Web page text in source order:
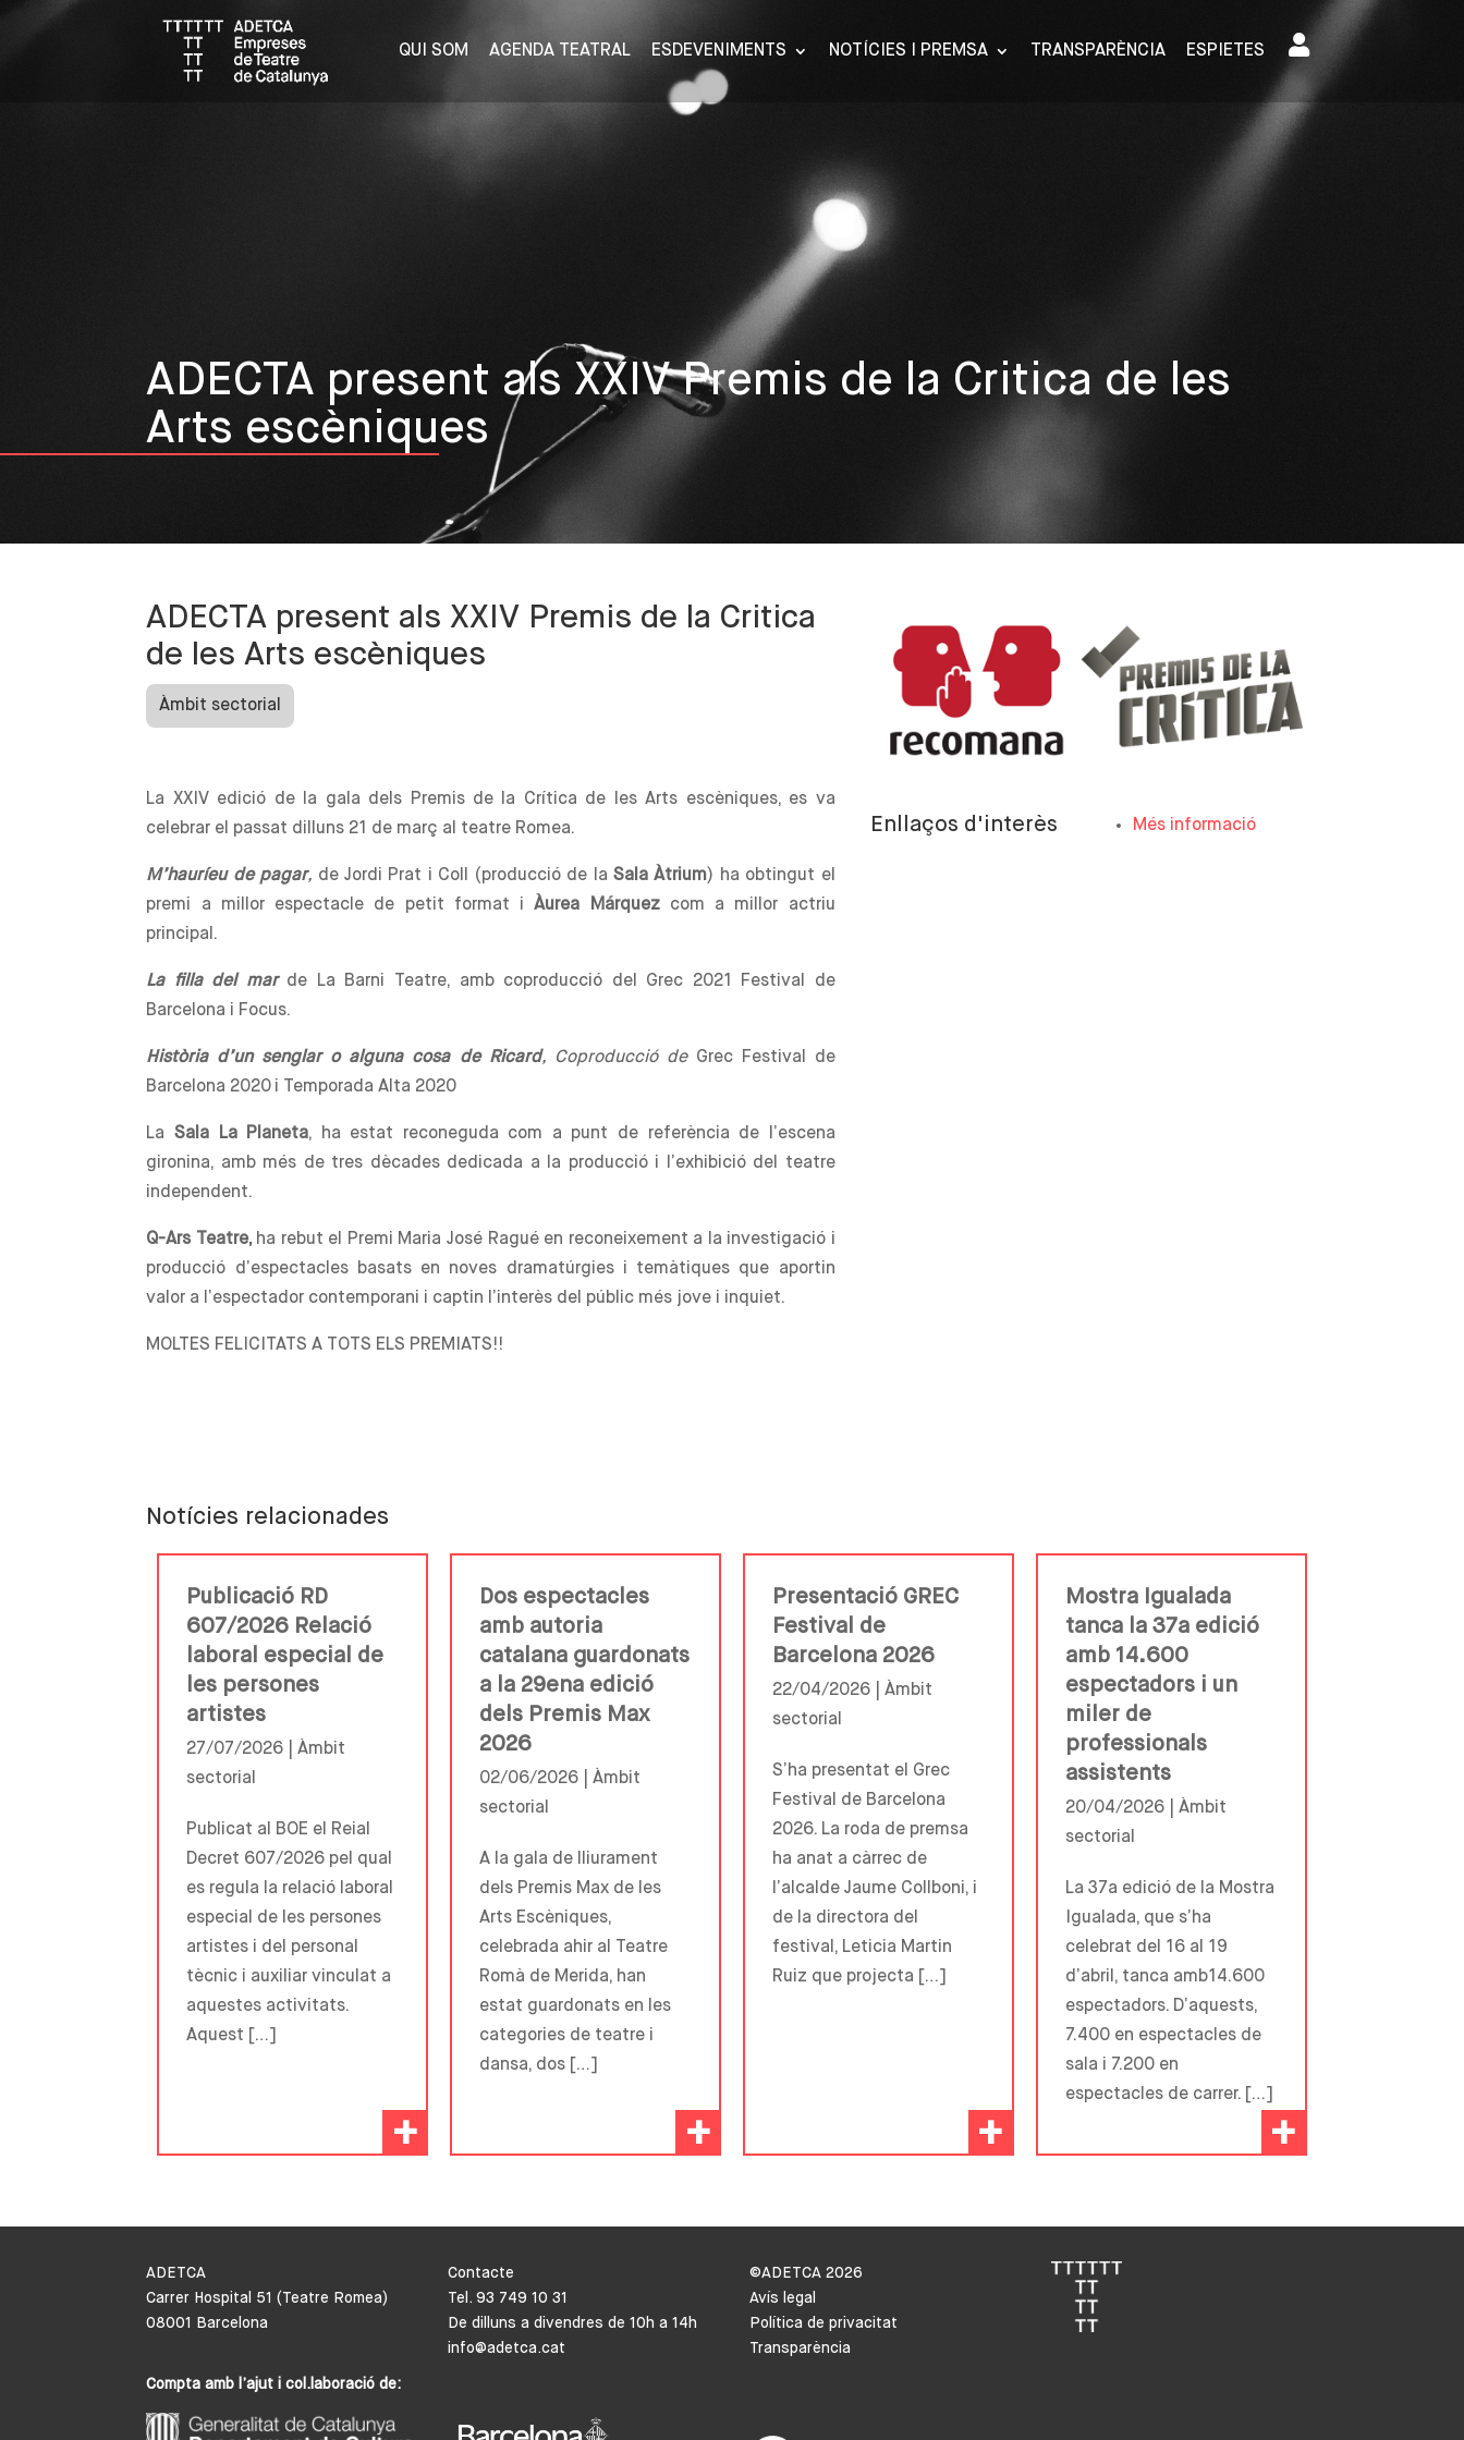
QUI SOM AGENDA TEATRAL ESDEVENIMENTS NOTÍCIES I PREMSA TRANSPARÈNCIA ESPIETES
ADECTA present als XXIV Premis de la Critica de les
Arts escèniques
ADECTA present als XXIV Premis de la Critica
de les Arts escèniques
Àmbit sectorial
La XXIV edició de la gala dels Premis de la Crítica de les Arts escèniques, es va
celebrar el passat dilluns 21 de març al teatre Romea.
M’hauríeu de pagar, de Jordi Prat i Coll (producció de la Sala Àtrium) ha obtingut el
premi a millor espectacle de petit format iÀurea Márquezcom a millor actriu
principal.
La filla del mar de La Barni Teatre, amb coproducció del Grec 2021 Festival de
Barcelona i Focus.
Història d’un senglar o alguna cosa de Ricard, Coproduccióde Grec Festival de
Barcelona 2020 i Temporada Alta 2020
La Sala La Planeta, ha estat reconeguda com a punt de referència de l’escena
gironina, amb més de tres dècades dedicada a la producció i l’exhibició del teatre
independent.
Q-Ars Teatre, ha rebut el Premi Maria José Ragué en reconeixement a la investigació i
producció d’espectacles basats en noves dramatúrgies i temàtiques que aportin
valor a l’espectador contemporani i captin l’interès del públic més jove i inquiet.
MOLTES FELICITATS A TOTS ELS PREMIATS!!
Enllaços d'interès Més informació
Notícies relacionades
Publicació RD
607/2026 Relació
laboral especial de
les persones
artistes
27/07/2026 |Àmbit
sectorial
Publicat al BOE el Reial
Decret 607/2026 pel qual
es regula la relació laboral
especial de les persones
artistes i del personal
tècnic i auxiliar vinculat a
aquestes activitats.
Aquest […]
+
Dos espectacles
amb autoria
catalana guardonats
a la 29ena edició
dels Premis Max
2026
02/06/2026 |Àmbit
sectorial
A la gala de lliurament
dels Premis Max de les
Arts Escèniques,
celebrada ahir al Teatre
Romà de Merida, han
estat guardonats en les
categories de teatre i
dansa, dos […]
+
Presentació GREC
Festival de
Barcelona 2026
22/04/2026 | Àmbit
sectorial
S’ha presentat el Grec
Festival de Barcelona
2026. La roda de premsa
ha anat a càrrec de
l’alcalde Jaume Collboni, i
de la directora del
festival, Leticia Martin
Ruiz que projecta […]
+
Mostra Igualada
tanca la 37a edició
amb 14.600
espectadors i un
miler de
professionals
assistents
20/04/2026 | Àmbit
sectorial
La 37a edició de la Mostra
Igualada, que s’ha
celebrat del 16 al 19
d’abril, tanca amb14.600
espectadors. D’aquests,
7.400 en espectacles de
sala i 7.200 en
espectacles de carrer. […]
+
ADETCA
Carrer Hospital 51 (Teatre Romea)
08001 Barcelona
Compta amb l’ajut i col.laboració de:
Contacte
Tel. 93 749 10 31
De dilluns a divendres de 10h a 14h
info@adetca.cat
©ADETCA2026
Avís legal
Política de privacitat
Transparència